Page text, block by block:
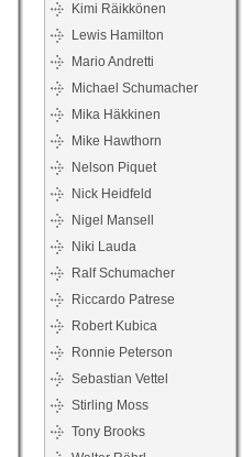
Kimi Räikkönen
Lewis Hamilton
Mario Andretti
Michael Schumacher
Mika Häkkinen
Mike Hawthorn
Nelson Piquet
Nick Heidfeld
Nigel Mansell
Niki Lauda
Ralf Schumacher
Riccardo Patrese
Robert Kubica
Ronnie Peterson
Sebastian Vettel
Stirling Moss
Tony Brooks